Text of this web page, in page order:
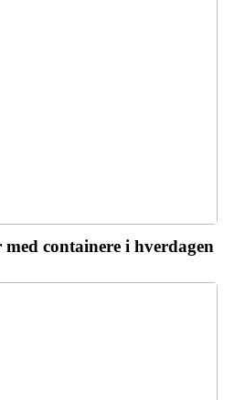
containere i hverdagen